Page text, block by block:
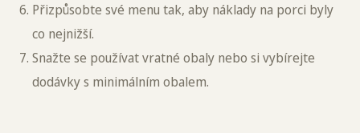
Přizpůsobte své menu tak, aby náklady na porci byly
co nejnižší.
Snažte se používat vratné obaly nebo si vybírejte
dodávky s minimálním obalem.